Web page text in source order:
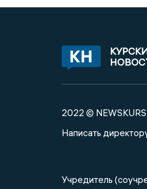
2022 ©
Написать
Учредитель